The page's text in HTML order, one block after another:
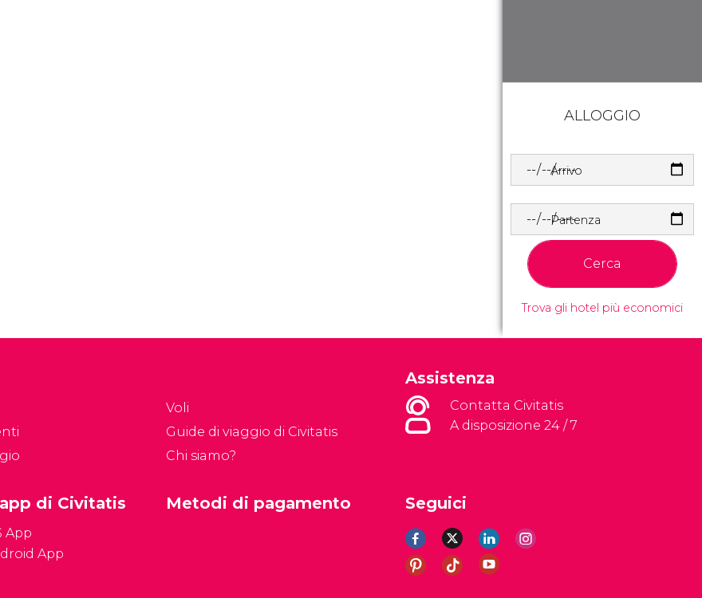
ALLOGGIO
Arrivo
Partenza
Cerca
Trova gli hotel più economici
Voli
Guide di viaggio di Civitatis
Chi siamo?
Assistenza
Contatta Civitatis
A disposizione 24 / 7
Seguici
di Civitatis
App
App
Metodi di pagamento